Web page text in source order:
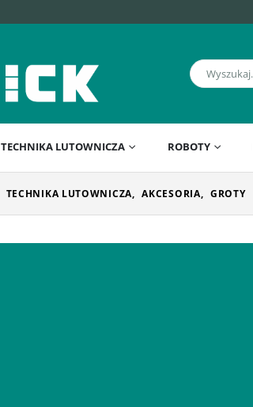
TECHNIKA LUTOWNICZA ROBOTY
TECHNIKA LUTOWNICZA, AKCESORIA, GROTY